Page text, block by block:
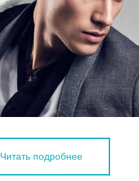
Читать подробнее